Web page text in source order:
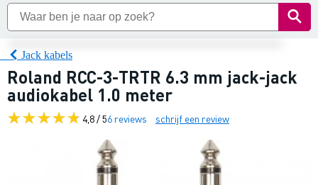
Jack kabels
Roland RCC-3-TRTR 6.3 mm jack-jack
audiokabel 1.0 meter
4,8 / 56 reviews schrijf een review